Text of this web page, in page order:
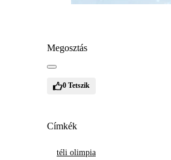
Megosztás
0 Tetszik
Címkék
téli olimpia